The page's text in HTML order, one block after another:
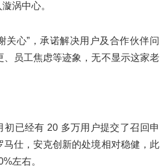
涡中心。
心”，承诺解决用户及合作伙伴问
员工焦虑等迹象，无不显示这家老
已经有 20 多万用户提交了召回申
仕，安克创新的处境相对稳健，此
左右。